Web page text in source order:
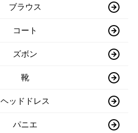
ブラウス
コート
ズボン
靴
ヘッドドレス
パニエ